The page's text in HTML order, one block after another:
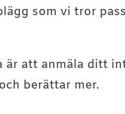
som vi tror
är att anmäla ditt
berättar mer.